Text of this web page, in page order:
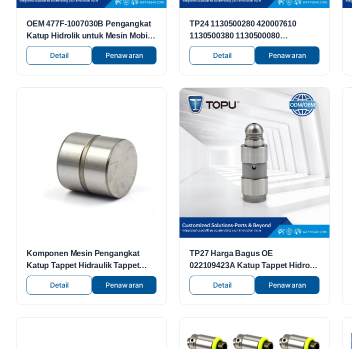
OEM 477F-1007030B Pengangkat
Katup Hidrolik untuk Mesin Mobil,
Suku Cadang Mesin Hidrolik,
Pengangkat Katup Hidrolik untuk
Detail Penawaran
TP24 1130500280 420007610
1130500380 1130500080
Pengangkat Hidrolik untuk
Mercedes-Benz M112 M113 C240 ​​
Detail Penawaran
Komponen Mesin Pengangkat
Katup Tappet Hidraulik Tappet
Mekanis untuk Fiat Lancia OE
91XM6500CA KATUP TAPPET
Detail Penawaran
TP27 Harga Bagus OE
022109423A Katup Tappet Hidrolik
untuk Mesin AUDI Benz BMW VW
BVJ CDZ
Detail Penawaran